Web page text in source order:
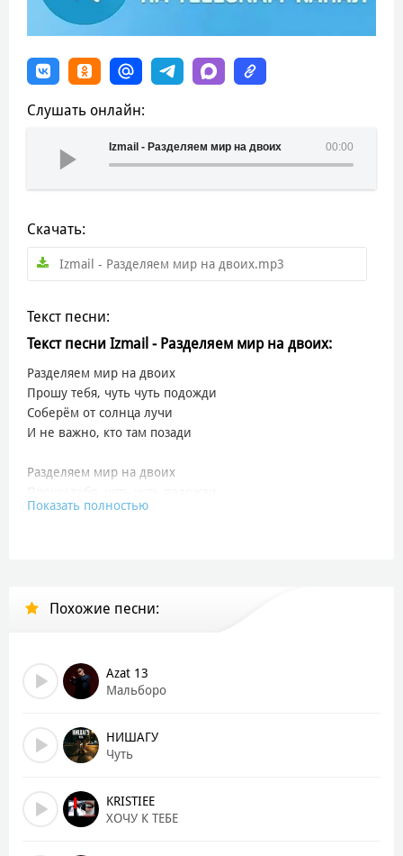
Слушать онлайн:
00:00
Izmail - Разделяем мир на двоих
Скачать:
Izmail - Разделяем мир на двоих.mp3
Текст песни:
Текст песни Izmail - Разделяем мир на двоих:
Разделяем мир на двоих
Прошу тебя, чуть чуть подожди
Соберём от солнца лучи
И не важно, кто там позади
Разделяем мир на двоих
Соберём от солнца лучи
Сохраним в ладонях этот свет
Я тебя себе выдумал сам
И Господь услышал мои слова
Но тебе лишь сердце готов отдать
Прошу тебя, чуть чуть подожди
Соберём от солнца лучи
И не важно, кто там позади
Показать полностью
Похожие песни:
Azat 13
Мальборо
НИШАГУ
Чуть
KRISTIEE
ХОЧУ К ТЕБЕ